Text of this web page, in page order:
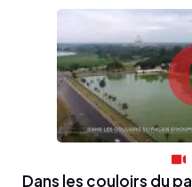
Dans les couloirs du